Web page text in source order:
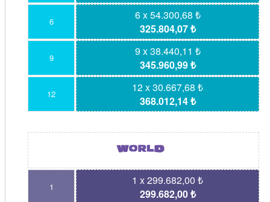
6
6 x 54.300,68 ₺
325.804,07 ₺
9
9 x 38.440,11 ₺
345.960,99 ₺
12
12 x 30.667,68 ₺
368.012,14 ₺
1
1 x 299.682,00 ₺
299.682,00 ₺